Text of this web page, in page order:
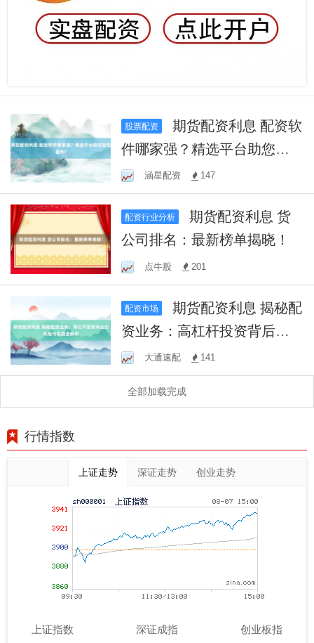
股票配资
期货配资利息 配资软
件哪家强？精选平台助您轻
松盈利！
涵星配资 147
配资行业分析
期货配资利息 货
公司排名：最新榜单揭晓！
点牛股 201
配资市场
期货配资利息 揭秘配
资业务：高杠杆投资背后的
风险与机遇全解析
大通速配 141
全部加载完成
行情指数
上证走势 深证走势 创业走势
上证指数 深证成指 创业板指